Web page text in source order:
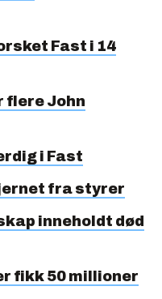
Fast i 14
flere John
i Fast
fra styrer
inneholdt død
fikk 50 millioner